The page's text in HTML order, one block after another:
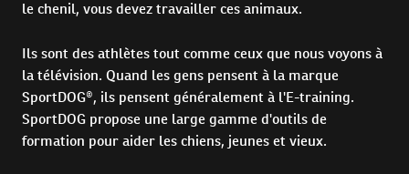
le chenil, vous devez travailler ces animaux.
Ils sont des athlètes tout comme ceux que nous voyons à
la télévision. Quand les gens pensent à la marque
SportDOG®, ils pensent généralement à l'E-training.
SportDOG propose une large gamme d'outils de
formation pour aider les chiens, jeunes et vieux.